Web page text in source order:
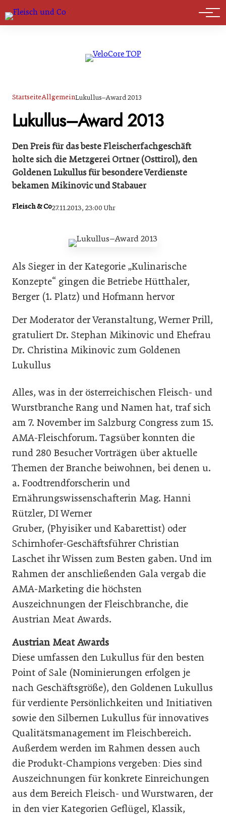
Marktführer
StartseiteAllgemeinLukullus–Award 2013
Lukullus–Award 2013
Den Preis für das beste Fleischerfachgeschäft
holte sich die Metzgerei Ortner (Osttirol), den
Goldenen Lukullus für besondere Verdienste
bekamen Mikinovic und Stabauer
Fleisch & Co27.11.2013, 23:00 Uhr
Als Sieger in der Kategorie „Kulinarische
Konzepte“ gingen die Betriebe Hütthaler,
Berger (1. Platz) und Hofmann hervor
Der Moderator der Veranstaltung, Werner Prill,
gratuliert Dr. Stephan Mikinovic und Ehefrau
Dr. Christina Mikinovic zum Goldenen
Lukullus
Alles, was in der österreichischen Fleisch- und
Wurstbranche Rang und Namen hat, traf sich
am 7. November im Salzburg Congress zum 15.
AMA-Fleischforum. Tagsüber konnten die
rund 280 Besucher Vorträgen über aktuelle
Themen der Branche beiwohnen, bei denen u.
a. Foodtrendforscherin und
Ernährungswissenschafterin Mag. Hanni
Rützler, DI Werner
Gruber, (Phyisiker und Kabarettist) oder
Schirnhofer-Geschäftsführer Christian
Laschet ihr Wissen zum Besten gaben. Und im
Rahmen der anschließenden Gala vergab die
AMA-Marketing die höchsten
Auszeichnungen der Fleischbranche, die
Austrian Meat Awards.
Austrian Meat Awards
Diese umfassen den Lukullus für den besten
Point of Sale (Nominierungen erfolgen je
nach Geschäftsgröße), den Goldenen Lukullus
für verdiente Persönlichkeiten und Initiativen
sowie den Silbernen Lukullus für innovatives
Qualitätsmanagement im Fleischbereich.
Außerdem werden im Rahmen dessen auch
die Produkt-Champions vergeben: Dies sind
Auszeichnungen für konkrete Einreichungen
aus dem Bereich Fleisch- und Wurstwaren, der
in den vier Kategorien Geflügel, Klassik,